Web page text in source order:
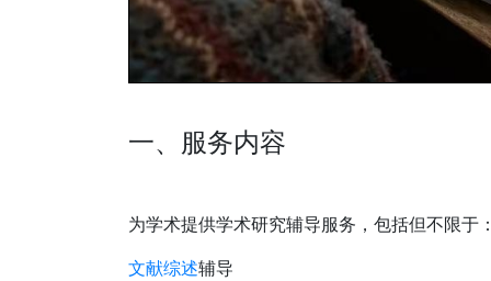
一、服务内容
为学术提供学术研究辅导服务，包括但不限于
文献综述辅导